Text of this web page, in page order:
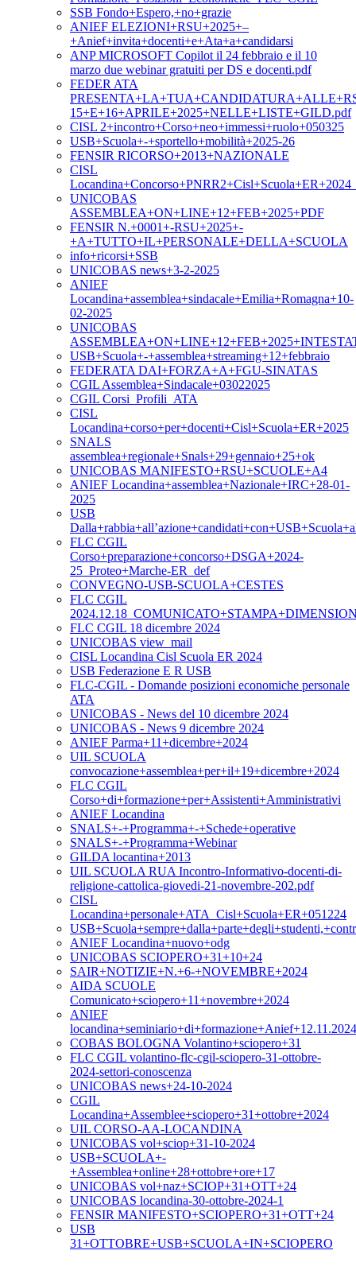
SSB Fondo+Espero,+no+grazie
ANIEF ELEZIONI+RSU+2025+–
+Anief+invita+docenti+e+Ata+a+candidarsi
ANP MICROSOFT Copilot il 24 febbraio e il 10
marzo due webinar gratuiti per DS e docenti.pdf
FEDER ATA
15+E+16+APRILE+2025+NELLE+LISTE+GILD.pdf
CISL 2+incontro+Corso+neo+immessi+ruolo+050325
USB+Scuola+-+sportello+mobilità+2025-26
FENSIR RICORSO+2013+NAZIONALE
CISL
UNICOBAS
ASSEMBLEA+ON+LINE+12+FEB+2025+PDF
FENSIR N.+0001+-RSU+2025+-
+A+TUTTO+IL+PERSONALE+DELLA+SCUOLA
info+ricorsi+SSB
UNICOBAS news+3-2-2025
ANIEF
Locandina+assemblea+sindacale+Emilia+Romagna+10-
02-2025
UNICOBAS
USB+Scuola+-+assemblea+streaming+12+febbraio
FEDERATA DAI+FORZA+A+FGU-SINATAS
CGIL Assemblea+Sindacale+03022025
CGIL Corsi_Profili_ATA
CISL
Locandina+corso+per+docenti+Cisl+Scuola+ER+2025
SNALS
assemblea+regionale+Snals+29+gennaio+25+ok
UNICOBAS MANIFESTO+RSU+SCUOLE+A4
ANIEF Locandina+assemblea+Nazionale+IRC+28-01-
2025
USB
FLC CGIL
Corso+preparazione+concorso+DSGA+2024-
25_Proteo+Marche-ER_def
CONVEGNO-USB-SCUOLA+CESTES
FLC CGIL
FLC CGIL 18 dicembre 2024
UNICOBAS view_mail
CISL Locandina Cisl Scuola ER 2024
USB Federazione E R USB
FLC-CGIL - Domande posizioni economiche personale
ATA
UNICOBAS - News del 10 dicembre 2024
UNICOBAS - News 9 dicembre 2024
ANIEF Parma+11+dicembre+2024
UIL SCUOLA
convocazione+assemblea+per+il+19+dicembre+2024
FLC CGIL
Corso+di+formazione+per+Assistenti+Amministrativi
ANIEF Locandina
SNALS+-+Programma+-+Schede+operative
SNALS+-+Programma+Webinar
GILDA locantina+2013
UIL SCUOLA RUA Incontro-Informativo-docenti-di-
religione-cattolica-giovedi-21-novembre-202.pdf
CISL
Locandina+personale+ATA_Cisl+Scuola+ER+051224
ANIEF Locandina+nuovo+odg
UNICOBAS SCIOPERO+31+10+24
SAIR+NOTIZIE+N.+6-+NOVEMBRE+2024
AIDA SCUOLE
Comunicato+sciopero+11+novembre+2024
ANIEF
COBAS BOLOGNA Volantino+sciopero+31
FLC CGIL volantino-flc-cgil-sciopero-31-ottobre-
2024-settori-conoscenza
UNICOBAS news+24-10-2024
CGIL
Locandina+Assemblee+sciopero+31+ottobre+2024
UIL CORSO-AA-LOCANDINA
UNICOBAS vol+sciop+31-10-2024
USB+SCUOLA+-
+Assemblea+online+28+ottobre+ore+17
UNICOBAS vol+naz+SCIOP+31+OTT+24
UNICOBAS locandina-30-ottobre-2024-1
FENSIR MANIFESTO+SCIOPERO+31+OTT+24
USB
31+OTTOBRE+USB+SCUOLA+IN+SCIOPERO